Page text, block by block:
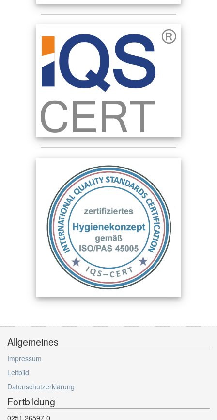
Allgemeines
Impressum
Leitbild
Datenschutzerklärung
Fortbildung
0251 26597-0